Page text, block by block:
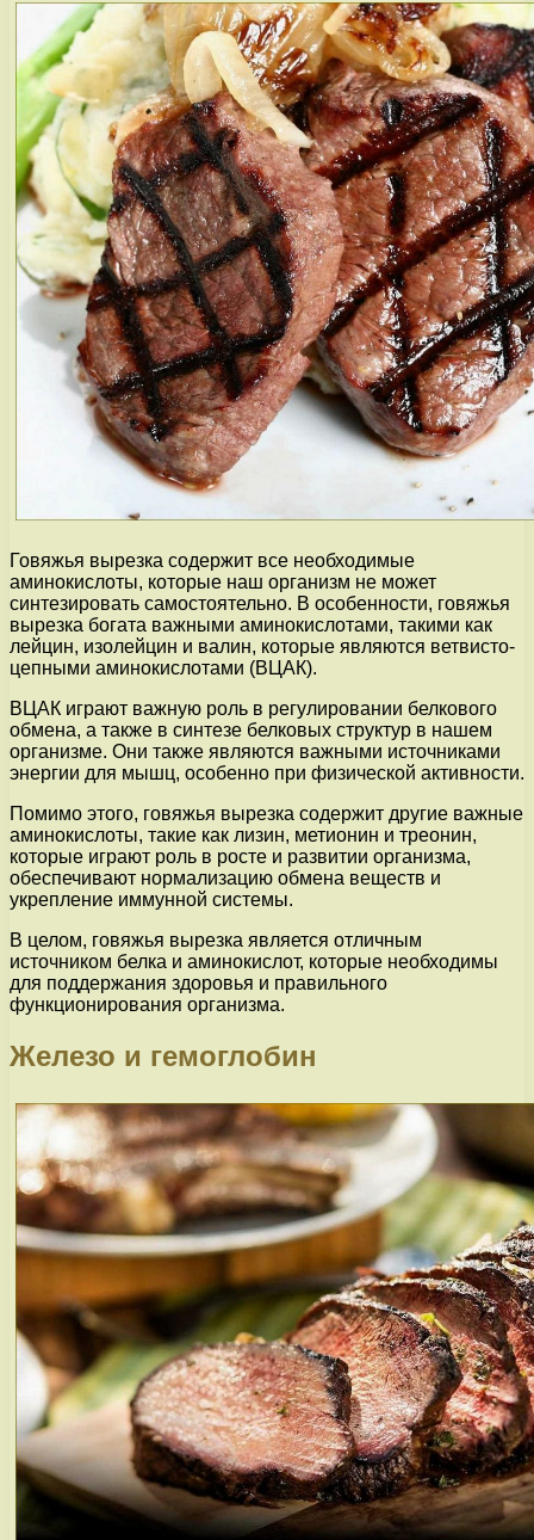
Говяжья вырезка содержит все необходимые
аминокислоты, которые наш организм не может
синтезировать самостоятельно. В особенности, говяжья
вырезка богата важными аминокислотами, такими как
лейцин, изолейцин и валин, которые являются ветвисто-
цепными аминокислотами (ВЦАК).
ВЦАК играют важную роль в регулировании белкового
обмена, а также в синтезе белковых структур в нашем
организме. Они также являются важными источниками
энергии для мышц, особенно при физической активности.
Помимо этого, говяжья вырезка содержит другие важные
аминокислоты, такие как лизин, метионин и треонин,
которые играют роль в росте и развитии организма,
обеспечивают нормализацию обмена веществ и
укрепление иммунной системы.
В целом, говяжья вырезка является отличным
источником белка и аминокислот, которые необходимы
для поддержания здоровья и правильного
функционирования организма.
Железо и гемоглобин